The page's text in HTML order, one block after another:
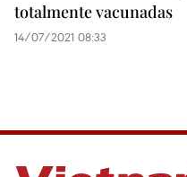
totalmente vacunadas
14/07/2021 08:33